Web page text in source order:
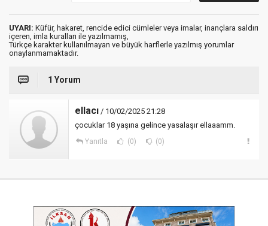
UYARI: Küfür, hakaret, rencide edici cümleler veya imalar, inançlara saldırı
içeren, imla kuralları ile yazılmamış,
Türkçe karakter kullanılmayan ve büyük harflerle yazılmış yorumlar
onaylanmamaktadır.
1 Yorum
ellacı / 10/02/2025 21:28
çocuklar 18 yaşına gelince yasalaşır ellaaamm.
Yanıtla (0) (0)